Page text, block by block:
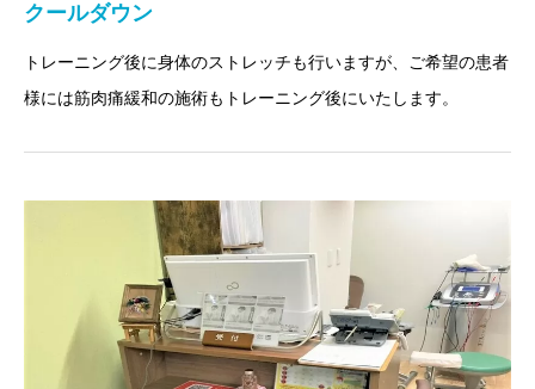
クールダウン
トレーニング後に身体のストレッチも行いますが、ご希望の患者
様には筋肉痛緩和の施術もトレーニング後にいたします。